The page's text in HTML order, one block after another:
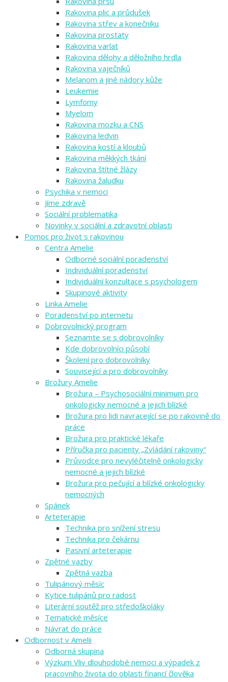
Rakovina plic a průdušek
Rakovina střev a konečníku
Rakovina prostaty
Rakovina varlat
Rakovina dělohy a děložního hrdla
Rakovina vaječníků
Melanom a jiné nádory kůže
Leukemie
Lymfomy
Myelom
Rakovina mozku a CNS
Rakovina ledvin
Rakovina kostí a kloubů
Rakovina měkkých tkání
Rakovina štítné žlázy
Rakovina žaludku
Psychika v nemoci
Jíme zdravě
Sociální problematika
Novinky v sociální a zdravotní oblasti
Pomoc pro život s rakovinou
Centra Amelie
Odborné sociální poradenství
Individuální poradenství
Individuální konzultace s psychologem
Skupinové aktivity
Linka Amelie
Poradenství po internetu
Dobrovolnický program
Seznamte se s dobrovolníky
Kde dobrovolníci působí
Školení pro dobrovolníky
Související a pro dobrovolníky
Brožury Amelie
Brožura – Psychosociální minimum pro
onkologicky nemocné a jejich blízké
Brožura pro lidi navracející se po rakovině do
práce
Brožura pro praktické lékaře
Příručka pro pacienty „Zvládání rakoviny“
Průvodce pro nevyléčitelně onkologicky
nemocné a jejich blízké
Brožura pro pečující a blízké onkologicky
nemocných
Spánek
Arteterapie
Technika pro snížení stresu
Technika pro čekárnu
Pasivní arteterapie
Zpětné vazby
Zpětná vazba
Tulipánový měsíc
Kytice tulipánů pro radost
Literární soutěž pro středoškoláky
Tematické měsíce
Návrat do práce
Odbornost v Amelii
Odborná skupina
Výzkum Vliv dlouhodobé nemoci a výpadek z
pracovního života do oblasti financí člověka